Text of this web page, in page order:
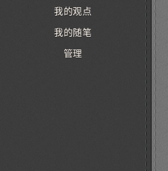
我的观点
我的随笔
管理